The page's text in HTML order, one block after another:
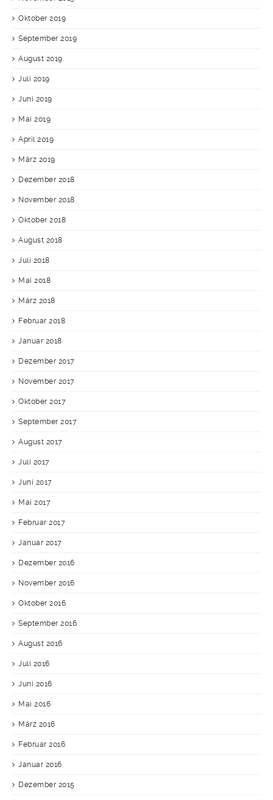
Oktober 2019
September 2019
August 2019
Juli 2019
Juni 2019
Mai 2019
April 2019
März 2019
Dezember 2018
November 2018
Oktober 2018
August 2018
Juli 2018
Mai 2018
März 2018
Februar 2018
Januar 2018
Dezember 2017
November 2017
Oktober 2017
September 2017
August 2017
Juli 2017
Juni 2017
Mai 2017
Februar 2017
Januar 2017
Dezember 2016
November 2016
Oktober 2016
September 2016
August 2016
Juli 2016
Juni 2016
Mai 2016
März 2016
Februar 2016
Januar 2016
Dezember 2015